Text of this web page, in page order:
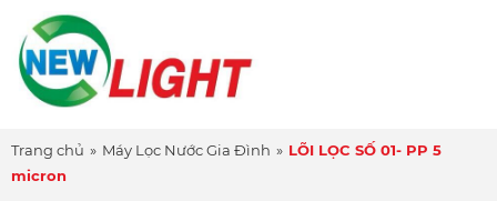
Trang chủ » Máy Lọc Nước Gia Đình » LÕI LỌC SỐ 01- PP 5
micron